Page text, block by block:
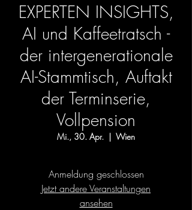
EXPERTEN INSIGHTS,
AI und Kaffeetratsch -
der intergenerationale
AI-Stammtisch, Auftakt
der Terminserie,
Vollpension
Mi., 30. Apr.
  |
Wien
Anmeldung geschlossen
Jetzt andere Veranstaltungen
ansehen